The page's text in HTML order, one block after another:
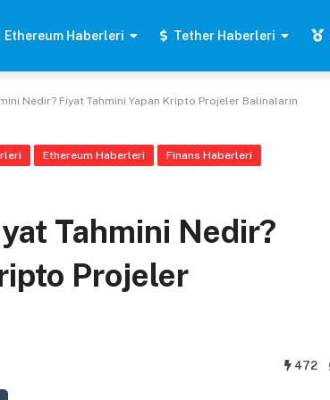
Ethereum Haberleri Tether Haberleri
Nedir? Fiyat Tahmini Yapan Kripto Projeler Balinaların
Ethereum Haberleri Finans Haberleri
Tahmini Nedir?
Projeler
472